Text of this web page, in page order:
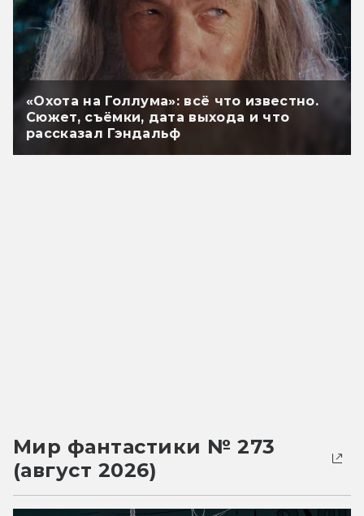
«Охота на Голлума»: всё что известно.
Сюжет, съёмки, дата выхода и что
рассказал Гэндальф
Мир фантастики № 273
(август 2026)